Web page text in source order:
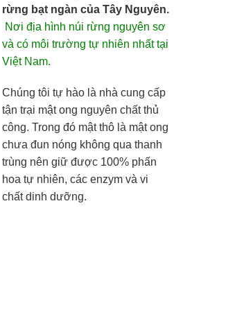
rừng bạt ngàn của Tây Nguyên.
Nơi địa hình núi rừng nguyên sơ
và có môi trường tự nhiên nhất tại
Việt Nam.
Chúng tôi tự hào là nhà cung cấp
tận trại mật ong nguyên chất thủ
công. Trong đó mật thô là mật ong
chưa đun nóng không qua thanh
trùng nên giữ được 100% phấn
hoa tự nhiên, các enzym và vi
chất dinh dưỡng.